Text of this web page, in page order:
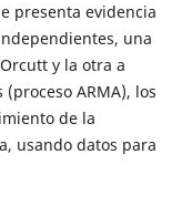
presenta evidencia
una
y la otra a
ARMA), los
de la
usando datos para